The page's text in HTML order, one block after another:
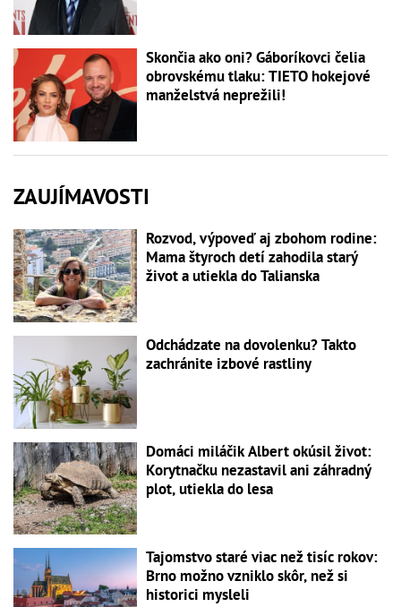
Skončia ako oni? Gáboríkovci čelia
obrovskému tlaku: TIETO hokejové
manželstvá neprežili!
ZAUJÍMAVOSTI
Rozvod, výpoveď aj zbohom rodine:
Mama štyroch detí zahodila starý
život a utiekla do Talianska
Odchádzate na dovolenku? Takto
zachránite izbové rastliny
Domáci miláčik Albert okúsil život:
Korytnačku nezastavil ani záhradný
plot, utiekla do lesa
Tajomstvo staré viac než tisíc rokov:
Brno možno vzniklo skôr, než si
historici mysleli